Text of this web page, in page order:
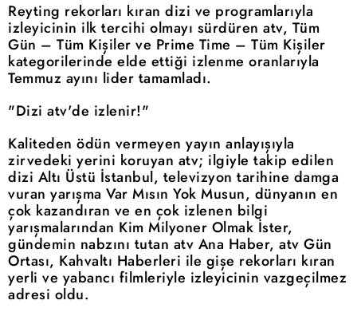
Reyting rekorları kıran dizi ve programlarıyla
izleyicinin ilk tercihi olmayı sürdüren atv, Tüm
Gün – Tüm Kişiler ve Prime Time – Tüm Kişiler
kategorilerinde elde ettiği izlenme oranlarıyla
Temmuz ayını lider tamamladı.
"Dizi atv'de izlenir!"
Kaliteden ödün vermeyen yayın anlayışıyla
zirvedeki yerini koruyan atv; ilgiyle takip edilen
dizi Altı Üstü İstanbul, televizyon tarihine damga
vuran yarışma Var Mısın Yok Musun, dünyanın en
çok kazandıran ve en çok izlenen bilgi
yarışmalarından Kim Milyoner Olmak İster,
gündemin nabzını tutan atv Ana Haber, atv Gün
Ortası, Kahvaltı Haberleri ile gişe rekorları kıran
yerli ve yabancı filmleriyle izleyicinin vazgeçilmez
adresi oldu.